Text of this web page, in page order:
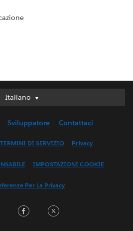
Italiano
Italiano
English (UK)
(Canada)
한국어
Sviluppatore Contattaci
TERMINI DI SERVIZIO Privacy
IMPOSTAZIONI COOKIE
Per La Privacy
LinkedInFacebook